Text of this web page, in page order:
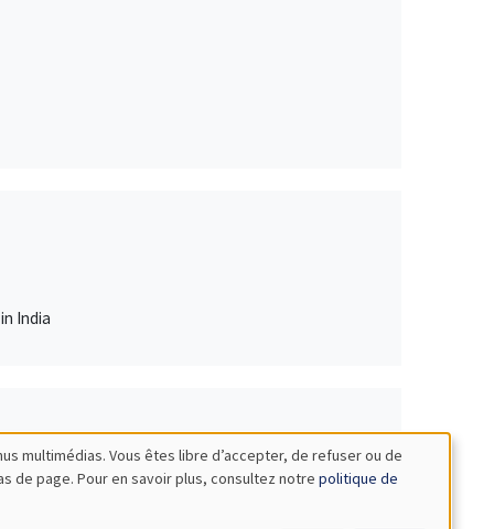
India
multimédias. Vous êtes libre d’accepter, de refuser ou de
de page. Pour en savoir plus, consultez notre politique de